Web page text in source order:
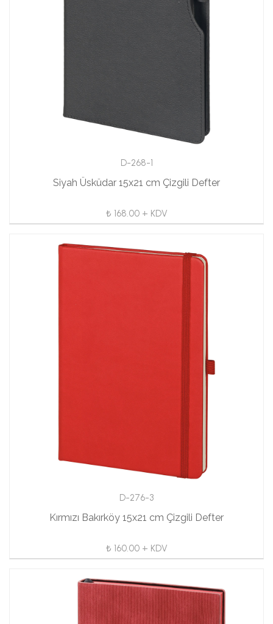
D-268-1
Siyah Üsküdar 15x21 cm Çizgili Defter
₺ 168.00 + KDV
D-276-3
Kırmızı Bakırköy 15x21 cm Çizgili Defter
₺ 160.00 + KDV